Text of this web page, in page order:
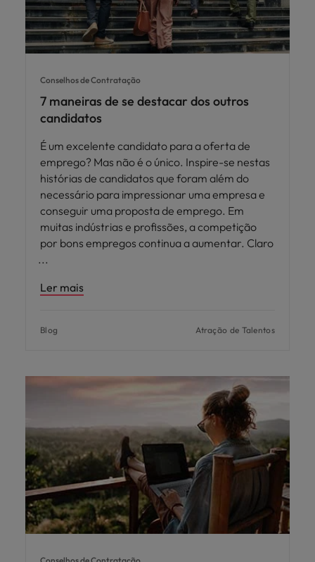
Conselhos de Contratação
7 maneiras de se destacar dos outros
candidatos
É um excelente candidato para a oferta de
emprego? Mas não é o único. Inspire-se nestas
histórias de candidatos que foram além do
necessário para impressionar uma empresa e
conseguir uma proposta de emprego. Em
muitas indústrias e profissões, a competição
por bons empregos continua a aumentar. Claro
Ler mais
Blog Atração de Talentos